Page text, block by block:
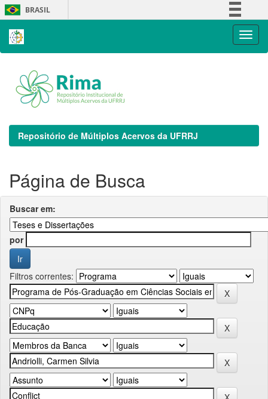
Skip
navigation
BRASIL
Repositório de Múltiplos Acervos da UFRRJ
Página de Busca
Buscar em:
por
Filtros correntes: